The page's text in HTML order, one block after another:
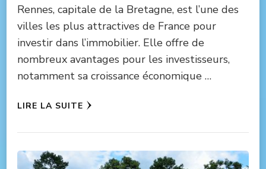
Rennes, capitale de la Bretagne, est l’une des
villes les plus attractives de France pour
investir dans l’immobilier. Elle offre de
nombreux avantages pour les investisseurs,
notamment sa croissance économique …
LIRE LA SUITE